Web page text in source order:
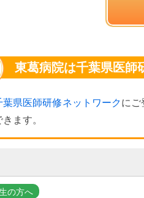
東葛病院は千葉県医師
葉県医師研修ネットワークに
ます。
の方へ